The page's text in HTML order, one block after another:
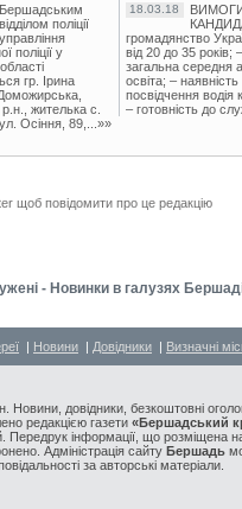
Бершадським
відділом поліції
поліції у
гр. Ірина
Доможирська,
жителька с.
Осіння, 89,...»»
18.03.18
громадянство
від 20 до 35 років;
загальна середня
освіта; – наявність
посвідчення водія
– готовність до
щоб повідомити про це редакцію
- Новинки в галузях
| Новини | Довідники | Визначні
Новини, довідники, безкоштовні
редакцією газети «Бершадський
інформації, що розміщена
Адміністрація сайту Бершадь
за авторські матеріали.